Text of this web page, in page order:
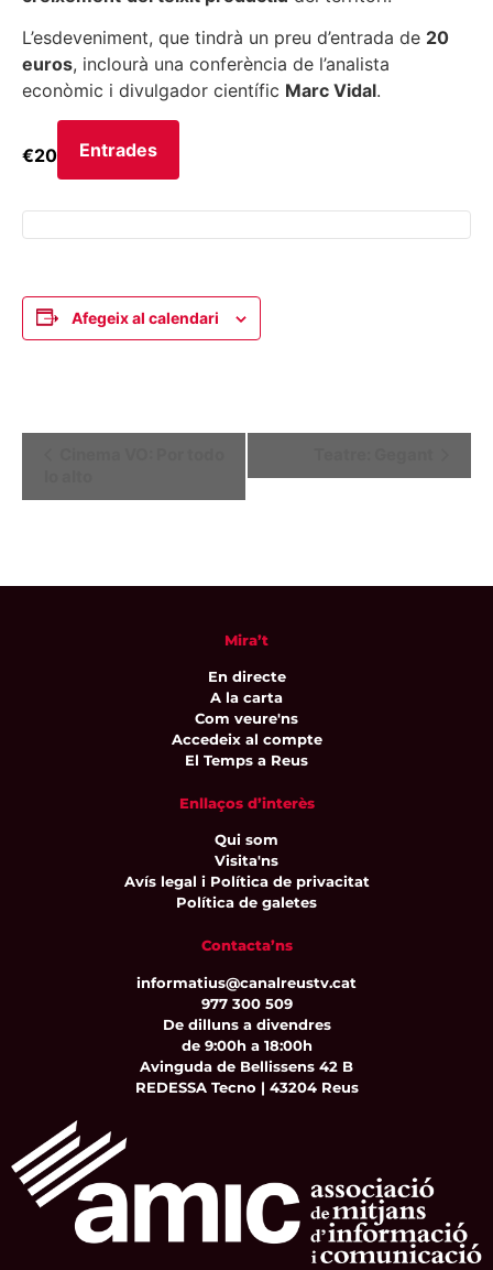
L’esdeveniment, que tindrà un preu d’entrada de 20
euros, inclourà una conferència de l’analista
econòmic i divulgador científic Marc Vidal.
€20 Entrades
Afegeix al calendari
d'Esdeveniment
Mira’t
En directe
A la carta
Com veure'ns
Accedeix al compte
El Temps a Reus
Enllaços d’interès
Qui som
Visita'ns
Avís legal i Política de privacitat
Política de galetes
Contacta’ns
informatius@canalreustv.cat
977 300 509
De dilluns a divendres
de 9:00h a 18:00h
Avinguda de Bellissens 42 B
REDESSA Tecno | 43204 Reus